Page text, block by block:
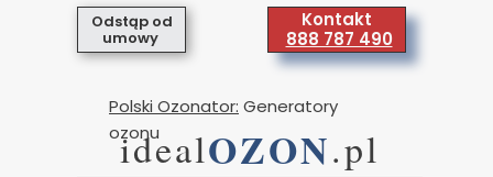
Odstąp od
umowy
Kontakt
888 787 490
idealOZON.pl
Polski Ozonator: Generatory
ozonu